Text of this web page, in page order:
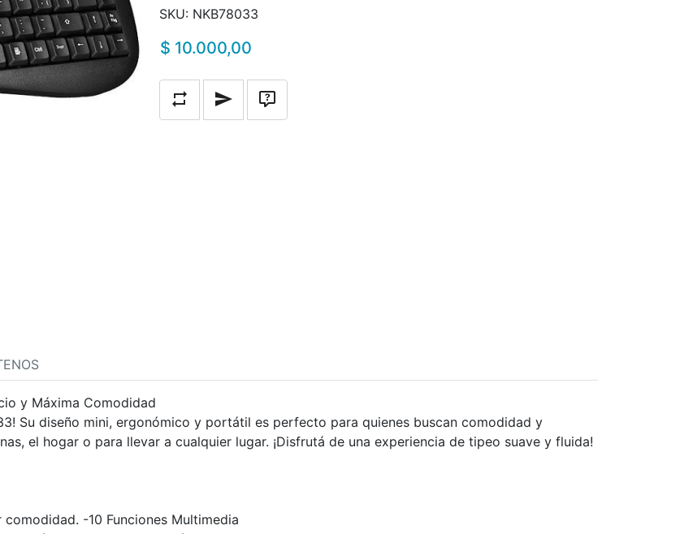
SKU: NKB78033
$ 10.000,00
Añadir a la lista de comparación
Escribe un correo a un amigo
Pregunta
y Máxima Comodidad
Su diseño mini, ergonómico y portátil es perfecto para quienes buscan comodidad y
el hogar o para llevar a cualquier lugar. ¡Disfrutá de una experiencia de tipeo suave y fluida!
-10 Funciones Multimedia